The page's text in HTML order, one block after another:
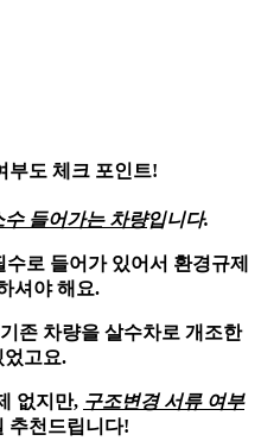
부도 체크 포인트!
수 들어가는 차량입니다.
로 들어가 있어서 환경규제
셔야 해요.
존 차량을 살수차로 개조한
었고요.
없지만, 구조변경 서류 여부
추천드립니다!